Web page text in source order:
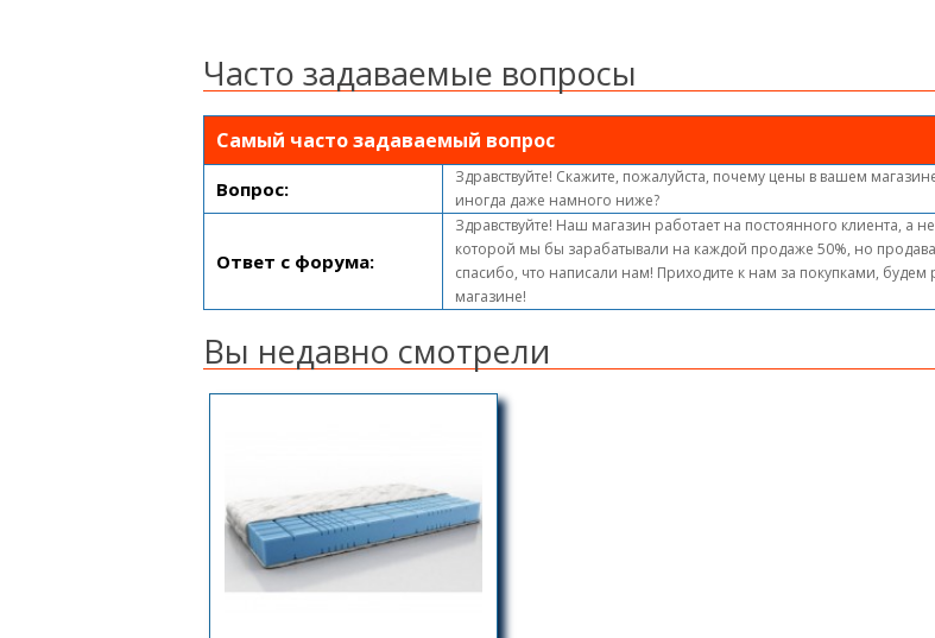
Часто задаваемые вопросы
Самый часто задаваемый вопрос
Вопрос:
Здравствуйте! Скажите, пожалуйста, почему цены в вашем
иногда даже намного ниже?
Ответ с форума:
Здравствуйте! Наш магазин работает на постоянного клиента, а
которой мы бы зарабатывали на каждой продаже 50%, но
спасибо, что написали нам! Приходите к нам за покупками,
магазине!
Вы недавно смотрели